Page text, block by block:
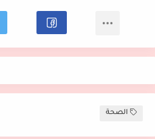
الصحة